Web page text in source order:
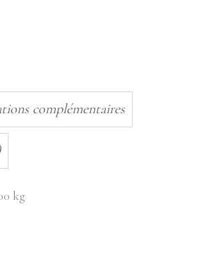
complémentaires
kg